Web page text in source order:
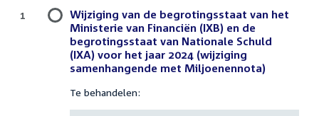
Wijziging van de begrotingsstaat van het
Ministerie van Financiën (IXB) en de
begrotingsstaat van Nationale Schuld
(IXA) voor het jaar 2024 (wijziging
samenhangende met Miljoenennota)
Te behandelen:
1